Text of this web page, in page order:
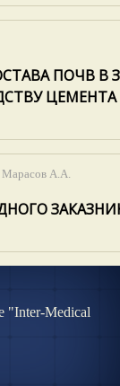
ПОЧВ В
ЦЕМЕНТА
Марасов А.А.
"Inter-Medical